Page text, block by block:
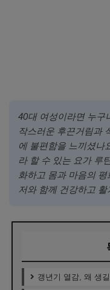
40대 여성이라면 누구
작스러운 후끈거림과
에 불편함을 느끼셨나
라 할 수 있는 요가 루
화하고 몸과 마음의
저와 함께 건강하고
갱년기 열감, 왜 생